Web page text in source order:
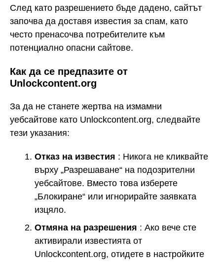
След като разрешението бъде дадено, сайтът
започва да доставя известия за спам, като
често пренасочва потребителите към
потенциално опасни сайтове.
Как да се предпазите от
Unlockcontent.org
За да не станете жертва на измамни
уебсайтове като Unlockcontent.org, следвайте
тези указания:
Отказ на известия : Никога не кликвайте
върху „Разрешаване“ на подозрителни
уебсайтове. Вместо това изберете
„Блокиране“ или игнорирайте заявката
изцяло.
Отмяна на разрешения : Ако вече сте
активирали известията от
Unlockcontent.org, отидете в настройките